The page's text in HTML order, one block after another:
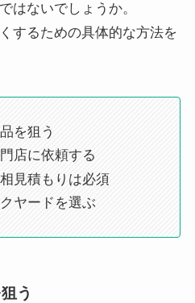
はないでしょうか。
するための具体的な方法を
を狙う
店に依頼する
見積もりは必須
ヤードを選ぶ
う